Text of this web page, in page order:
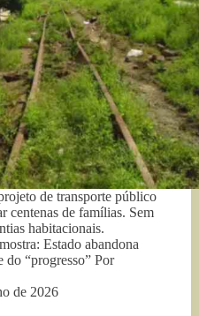
de transporte público
centenas de famílias. Sem
habitacionais.
Estado abandona
do “progresso” Por
de 2026